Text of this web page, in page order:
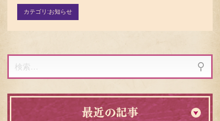
カテゴリ:お知らせ
検
索:
最近の記事